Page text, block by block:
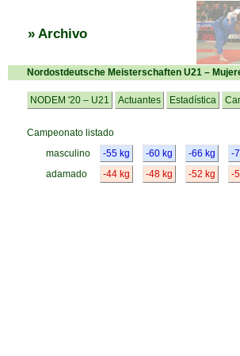
» Archivo
Nordostdeutsche Meisterschaften U21 –
NODEM '20 – U21 Actuantes Estadística
Campeonato listado
masculino
adamado
-55 kg -60 kg -66 kg -
-44 kg
-48 kg -52 kg -